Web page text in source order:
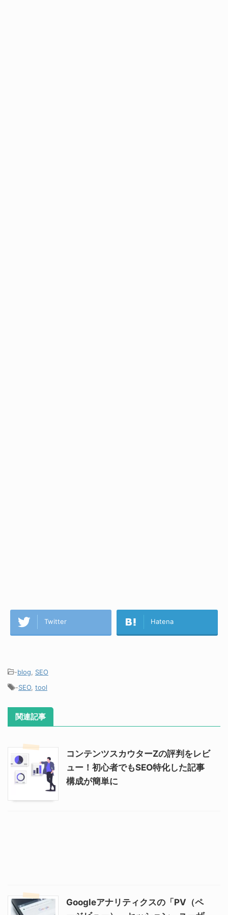
Twitter Hatena
-blog, SEO
-SEO, tool
関連記事
コンテンツスカウターZの評判をレビ
ュー！初心者でもSEO特化した記事
構成が簡単に
Googleアナリティクスの「PV（ペ